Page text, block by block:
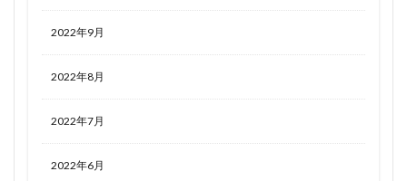
2022年9月
2022年8月
2022年7月
2022年6月